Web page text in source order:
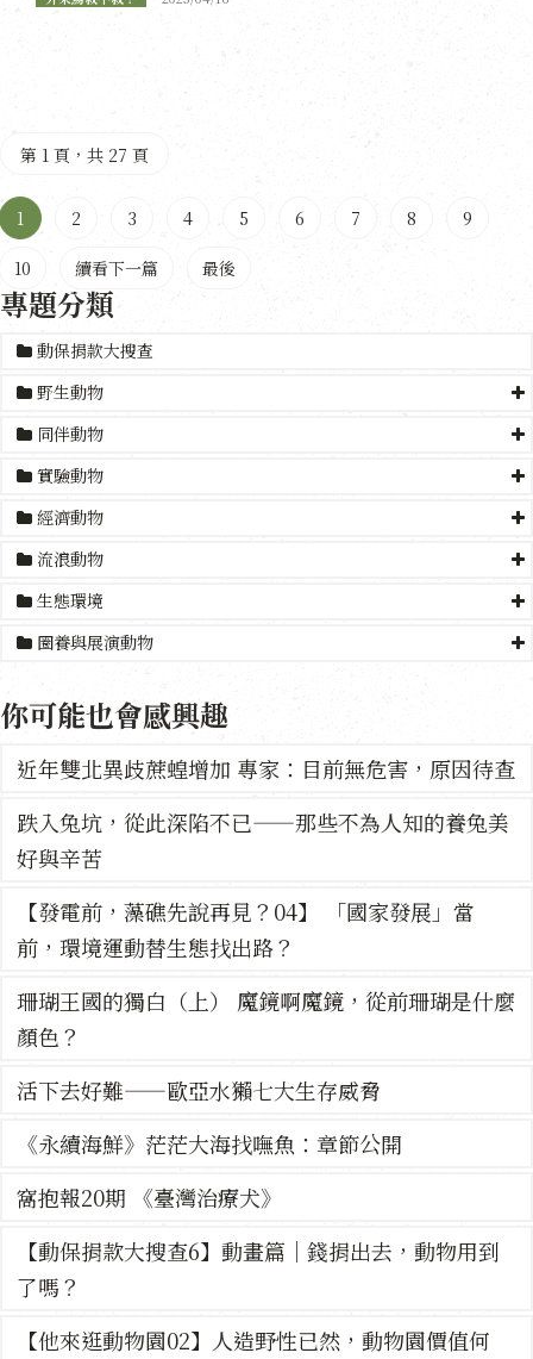
第 1 頁，共 27 頁
1 2 3 4 5 6 7 8 9
10 續看下一篇 最後
專題分類
動保捐款大搜查
野生動物
同伴動物
實驗動物
經濟動物
流浪動物
生態環境
圈養與展演動物
你可能也會感興趣
近年雙北異歧蔗蝗增加 專家：目前無危害，原因待查
跌入兔坑，從此深陷不已——那些不為人知的養兔美
好與辛苦
【發電前，藻礁先說再見？04】 「國家發展」當
前，環境運動替生態找出路？
珊瑚王國的獨白（上） 魔鏡啊魔鏡，從前珊瑚是什麼
顏色？
活下去好難——歐亞水獺七大生存威脅
《永續海鮮》茫茫大海找嘸魚：章節公開
窩抱報20期 《臺灣治療犬》
【動保捐款大搜查6】動畫篇｜錢捐出去，動物用到
了嗎？
【他來逛動物園02】人造野性已然，動物園價值何